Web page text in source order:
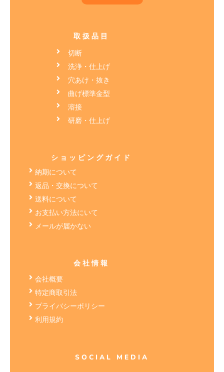
取扱品目
切断
洗浄・仕上げ
穴あけ・抜き
曲げ標準金型
溶接
研磨・仕上げ
ショッピングガイド
納期について
返品・交換について
送料について
お支払い方法にいて
メールが届かない
会社情報
会社概要
特定商取引法
プライバシーポリシー
利用規約
SOCIAL MEDIA